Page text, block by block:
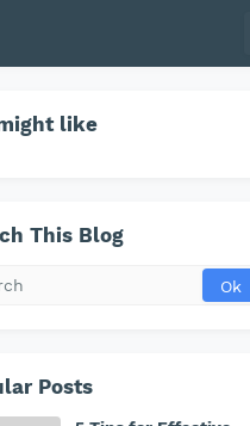
like
This Blog
Posts